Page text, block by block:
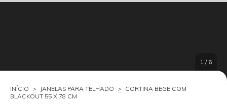
1 / 6
INÍCIO > JANELAS PARA TELHADO > CORTINA BEGE COM
BLACKOUT 55 X 78 CM